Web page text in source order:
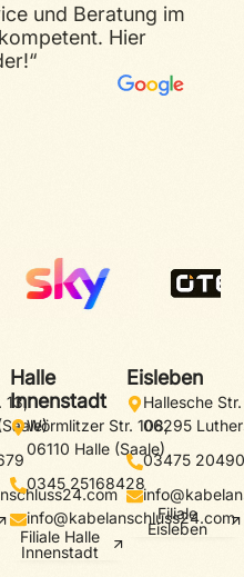
und Beratung im
Hier
5.0
„Sehr guter Service, geduldiger und
kompetenter Berater. Sicherlich die
Nummer eins für Probleme/Fragen rund
um Telecolumbus in Halle.“
13,
Halle
Innenstadt
Wörmlitzer Str. 108,
06110 Halle (Saale)
0345 25168428
info@kabelanschluss24.com
Filiale Halle
Innenstadt
Eisleben
Hallesche
06295
03475
Filiale
Eisleben